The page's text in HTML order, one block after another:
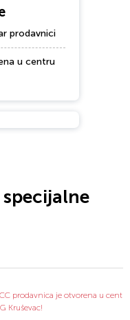
prodavnici
u centru